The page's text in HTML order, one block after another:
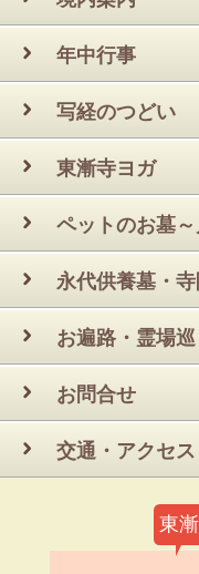
年中行事
写経のつどい
東漸寺ヨガ
ペットのお墓
永代供養墓・
お遍路・霊場巡
お問合せ
交通・アクセス
東